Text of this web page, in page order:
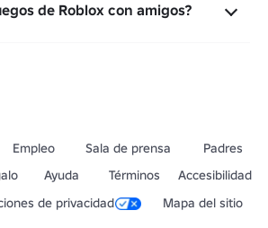
de Roblox con amigos?
Empleo Sala de prensa
Padres
Ayuda Términos
Accesibilidad
de privacidad Mapa del sitio